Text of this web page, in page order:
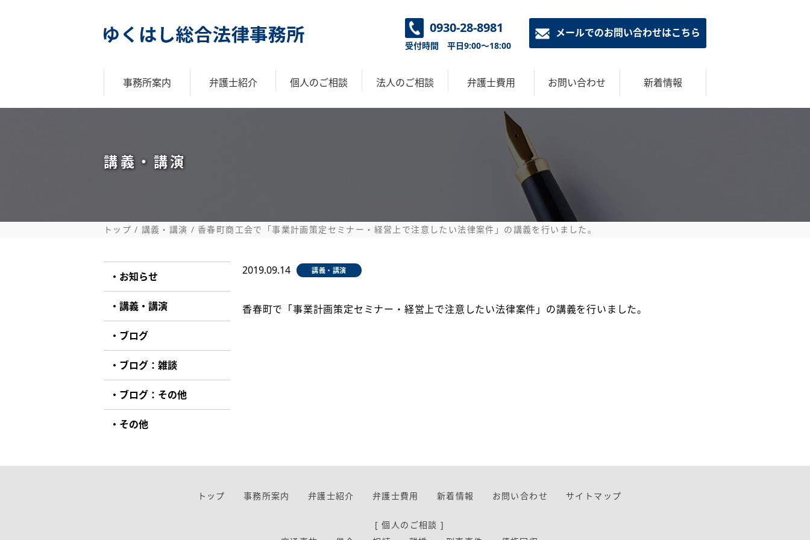
0930-28-8981
受付時間 平日9:00～18:00
メールでのお問い合わせはこちら
事務所案内
弁護士紹介
モットー
趣味
経歴
所属団体・委員会
講演等実績
個人のご相談
交通事故
借金
相続
離婚
刑事事件
債権回収
法人のご相談
契約書等の作成
労務管理
取引先とのトラブル
事業承継
顧問契約
弁護士費用 お問い合わせ 新着情報
講義・講演
トップ 講義・講演 香春町商工会で「事業計画策定セミナー・経営上で注意したい法律案件」の講義を行いました。
2019.09.14 講義・講演
香春町で「事業計画策定セミナー・経営上で注意したい法律案件」の講義を行いました。
お知らせ
講義・講演
ブログ
ブログ：雑談
ブログ：その他
その他
トップ 事務所案内 弁護士紹介 弁護士費用 新着情報 お問い合わせ サイトマップ
[ 個人のご相談 ]